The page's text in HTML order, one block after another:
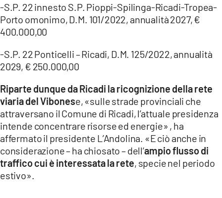
-S.P. 22 innesto S.P. Pioppi-Spilinga-Ricadi-Tropea-
Porto omonimo, D.M. 101/2022, annualità 2027, €
400.000,00
-S.P. 22 Ponticelli – Ricadi, D.M. 125/2022, annualità
2029, € 250.000,00
Riparte dunque da Ricadi la ricognizione della rete
viaria del Vibonese, «sulle strade provinciali che
attraversano il Comune di Ricadi, l’attuale presidenza
intende concentrare risorse ed energie» , ha
affermato il presidente L’Andolina. «E ciò anche in
considerazione – ha chiosato – dell’ampio flusso di
traffico cui è interessata la rete, specie nel periodo
estivo».